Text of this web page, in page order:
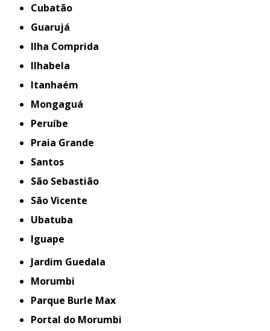
Cubatão
Guarujá
Ilha Comprida
Ilhabela
Itanhaém
Mongaguá
Peruíbe
Praia Grande
Santos
São Sebastião
São Vicente
Ubatuba
iguape
Jardim Guedala
Morumbi
Parque Burle Max
Portal do Morumbi